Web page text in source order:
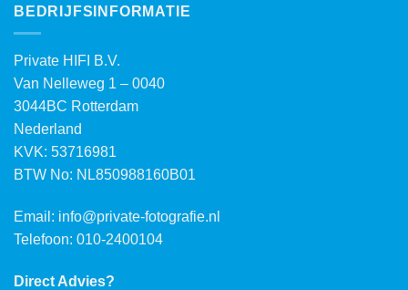
BEDRIJFSINFORMATIE
Private HIFI B.V.
Van Nelleweg 1 – 0040
3044BC Rotterdam
Nederland
KVK: 53716981
BTW No: NL850988160B01
Email: info@private-fotografie.nl
Telefoon: 010-2400104
Direct Advies?